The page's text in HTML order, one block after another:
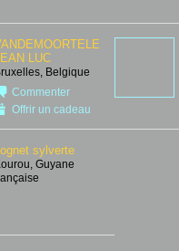
LUC
Belgique
Commenter
Offrir un cadeau
sylverte
Guyane